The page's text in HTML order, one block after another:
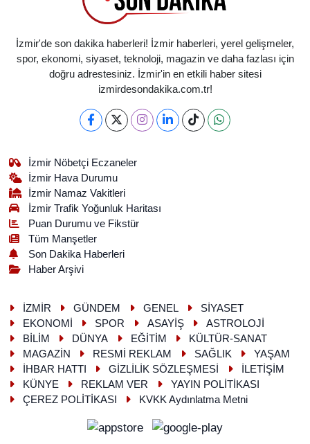
İzmir'de son dakika haberleri! İzmir haberleri, yerel gelişmeler,
spor, ekonomi, siyaset, teknoloji, magazin ve daha fazlası için
doğru adrestesiniz. İzmir'in en etkili haber sitesi
izmirdesondakika.com.tr!
İzmir Nöbetçi Eczaneler
İzmir Hava Durumu
İzmir Namaz Vakitleri
İzmir Trafik Yoğunluk Haritası
Puan Durumu ve Fikstür
Tüm Manşetler
Son Dakika Haberleri
Haber Arşivi
İZMİR GÜNDEM GENEL
SİYASET
EKONOMİ
SPOR ASAYİŞ
ASTROLOJİ
BİLİM
DÜNYA EĞİTİM
KÜLTÜR-SANAT
MAGAZİN
RESMİ REKLAM SAĞLIK
YAŞAM
İHBAR HATTI
GİZLİLİK SÖZLEŞMESİ
İLETİŞİM
KÜNYE
REKLAM VER
YAYIN POLİTİKASI
ÇEREZ POLİTİKASI
KVKK Aydınlatma Metni